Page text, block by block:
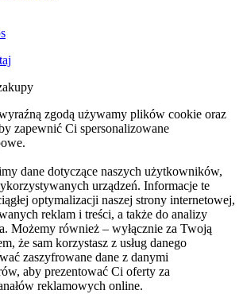
zgodą używamy plików cookie oraz
zapewnić Ci spersonalizowane
dane dotyczące naszych użytkowników,
urządzeń. Informacje te
optymalizacji naszej strony internetowej,
reklam i treści, a także do analizy
Możemy również – wyłącznie za Twoją
że sam korzystasz z usług danego
zaszyfrowane dane z danymi
aby prezentować Ci oferty za
reklamowych online.